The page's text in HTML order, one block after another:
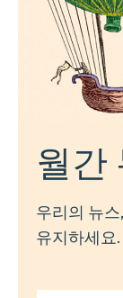
월간
우리의 뉴
유지하세요.